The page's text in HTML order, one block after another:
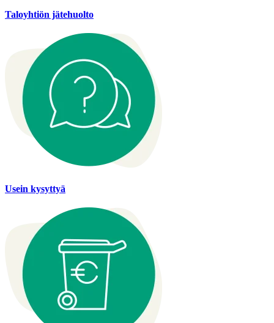
Taloyhtiön jätehuolto
Usein kysyttyä